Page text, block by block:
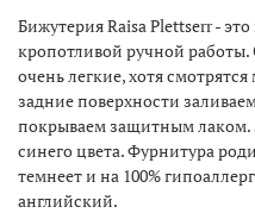
Бижутерия Raisa Plettserr -
кропотливой ручной
очень легкие, хотя
задние поверхности
покрываем защитным лаком.
синего цвета. Фурнитура
темнеет и на 100%
английский.